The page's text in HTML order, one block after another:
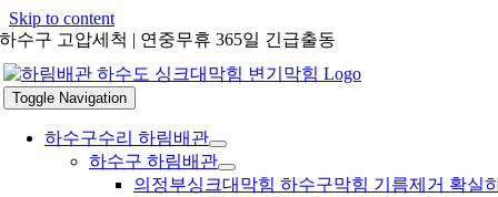
Skip to content
하수구 고압세척 | 연중무휴 365일 긴급출동
Toggle Navigation
하수구수리 하림배관
하수구 하림배관
의정부싱크대막힘 하수구막힘 기름제거 확실